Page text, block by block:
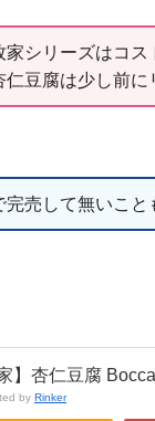
家シリーズはコス
仁豆腐は少し前に
完売して無いこ
】杏仁豆腐 Bocca
by Rinker